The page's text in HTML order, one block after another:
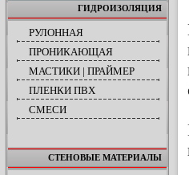
ГИДРОИЗОЛЯЦИЯ
РУЛОННАЯ
ПРОНИКАЮЩАЯ
МАСТИКИ | ПРАЙМЕР
ПЛЕНКИ ПВХ
СМЕСИ
СТЕНОВЫЕ МАТЕРИАЛЫ